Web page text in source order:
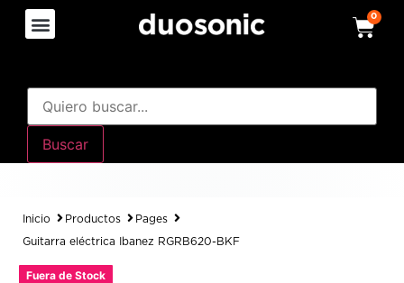
0
Buscar
Inicio Productos Pages
Guitarra eléctrica Ibanez RGRB620-BKF
Fuera de Stock